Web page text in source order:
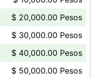
$ 20,000.00 Pesos
$ 30,000.00 Pesos
$ 40,000.00 Pesos
$ 50,000.00 Pesos